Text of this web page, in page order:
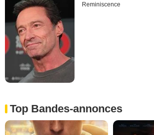
Reminiscence
Top Bandes-annonces